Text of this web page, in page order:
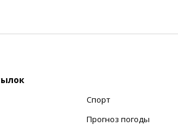
Спорт
Прогноз погоды